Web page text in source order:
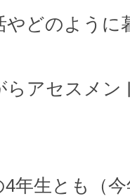
やどのように
らアセスメン
年生とも（